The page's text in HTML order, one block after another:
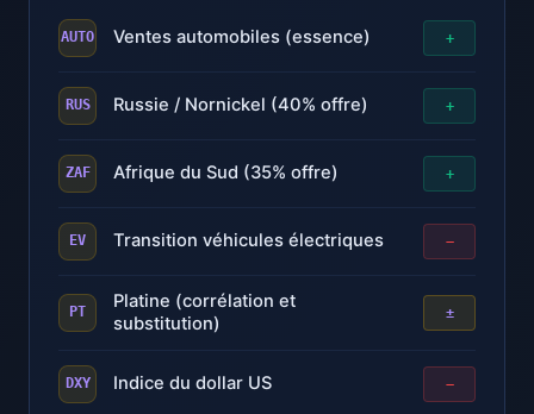
AUTO Ventes automobiles (essence) +
RUS Russie / Nornickel (40% offre) +
ZAF Afrique du Sud (35% offre) +
EV Transition véhicules électriques −
PT
Platine (corrélation et
substitution)
±
DXY Indice du dollar US −